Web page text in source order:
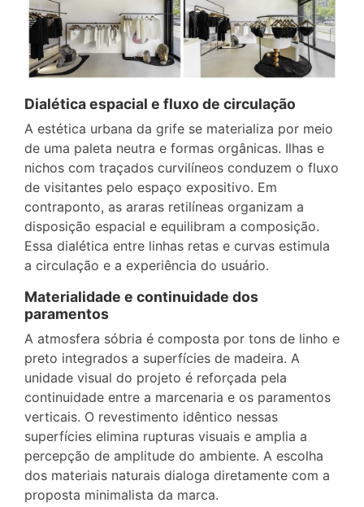
Dialética espacial e fluxo de circulação
A estética urbana da grife se materializa por meio
de uma paleta neutra e formas orgânicas. Ilhas e
nichos com traçados curvilíneos conduzem o fluxo
de visitantes pelo espaço expositivo. Em
contraponto, as araras retilíneas organizam a
disposição espacial e equilibram a composição.
Essa dialética entre linhas retas e curvas estimula
a circulação e a experiência do usuário.
Materialidade e continuidade dos
paramentos
A atmosfera sóbria é composta por tons de linho e
preto integrados a superfícies de madeira. A
unidade visual do projeto é reforçada pela
continuidade entre a marcenaria e os paramentos
verticais. O revestimento idêntico nessas
superfícies elimina rupturas visuais e amplia a
percepção de amplitude do ambiente. A escolha
dos materiais naturais dialoga diretamente com a
proposta minimalista da marca.